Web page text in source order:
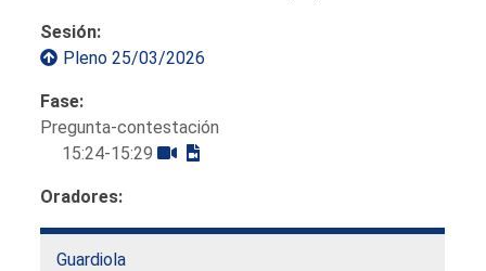
Sesión:
Pleno 25/03/2026
Fase:
Pregunta-contestación
15:24-15:29
Oradores:
Guardiola